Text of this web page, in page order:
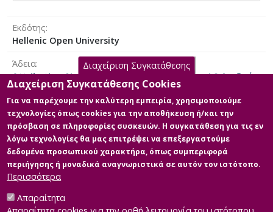
Εκδότης
Hellenic Open University
Άδεια
Attribution-NonCommercial-NoDerivatives 4.0 Διεθνές
Κύρια Αρχεία Διατριβής
Full text
Περιγραφή: TLXDE157605.pdf (pdf)
Διαχείριση Συγκατάθεσης
Διαχείριση Συγκατάθεσης Cookies
Για να παρέχουμε την καλύτερη εμπειρία, χρησιμοποιούμε
τεχνολογίες όπως cookies για την αποθήκευση ή/και την
πρόσβαση σε πληροφορίες συσκευών. Η συγκατάθεση για τις εν
λόγω τεχνολογίες θα μας επιτρέψει να επεξεργαστούμε
δεδομένα προσωπικού χαρακτήρα, όπως συμπεριφορά
περιήγησης ή μοναδικά αναγνωριστικά σε αυτόν τον ιστότοπο.
Περισσότερα
Απαραίτητα